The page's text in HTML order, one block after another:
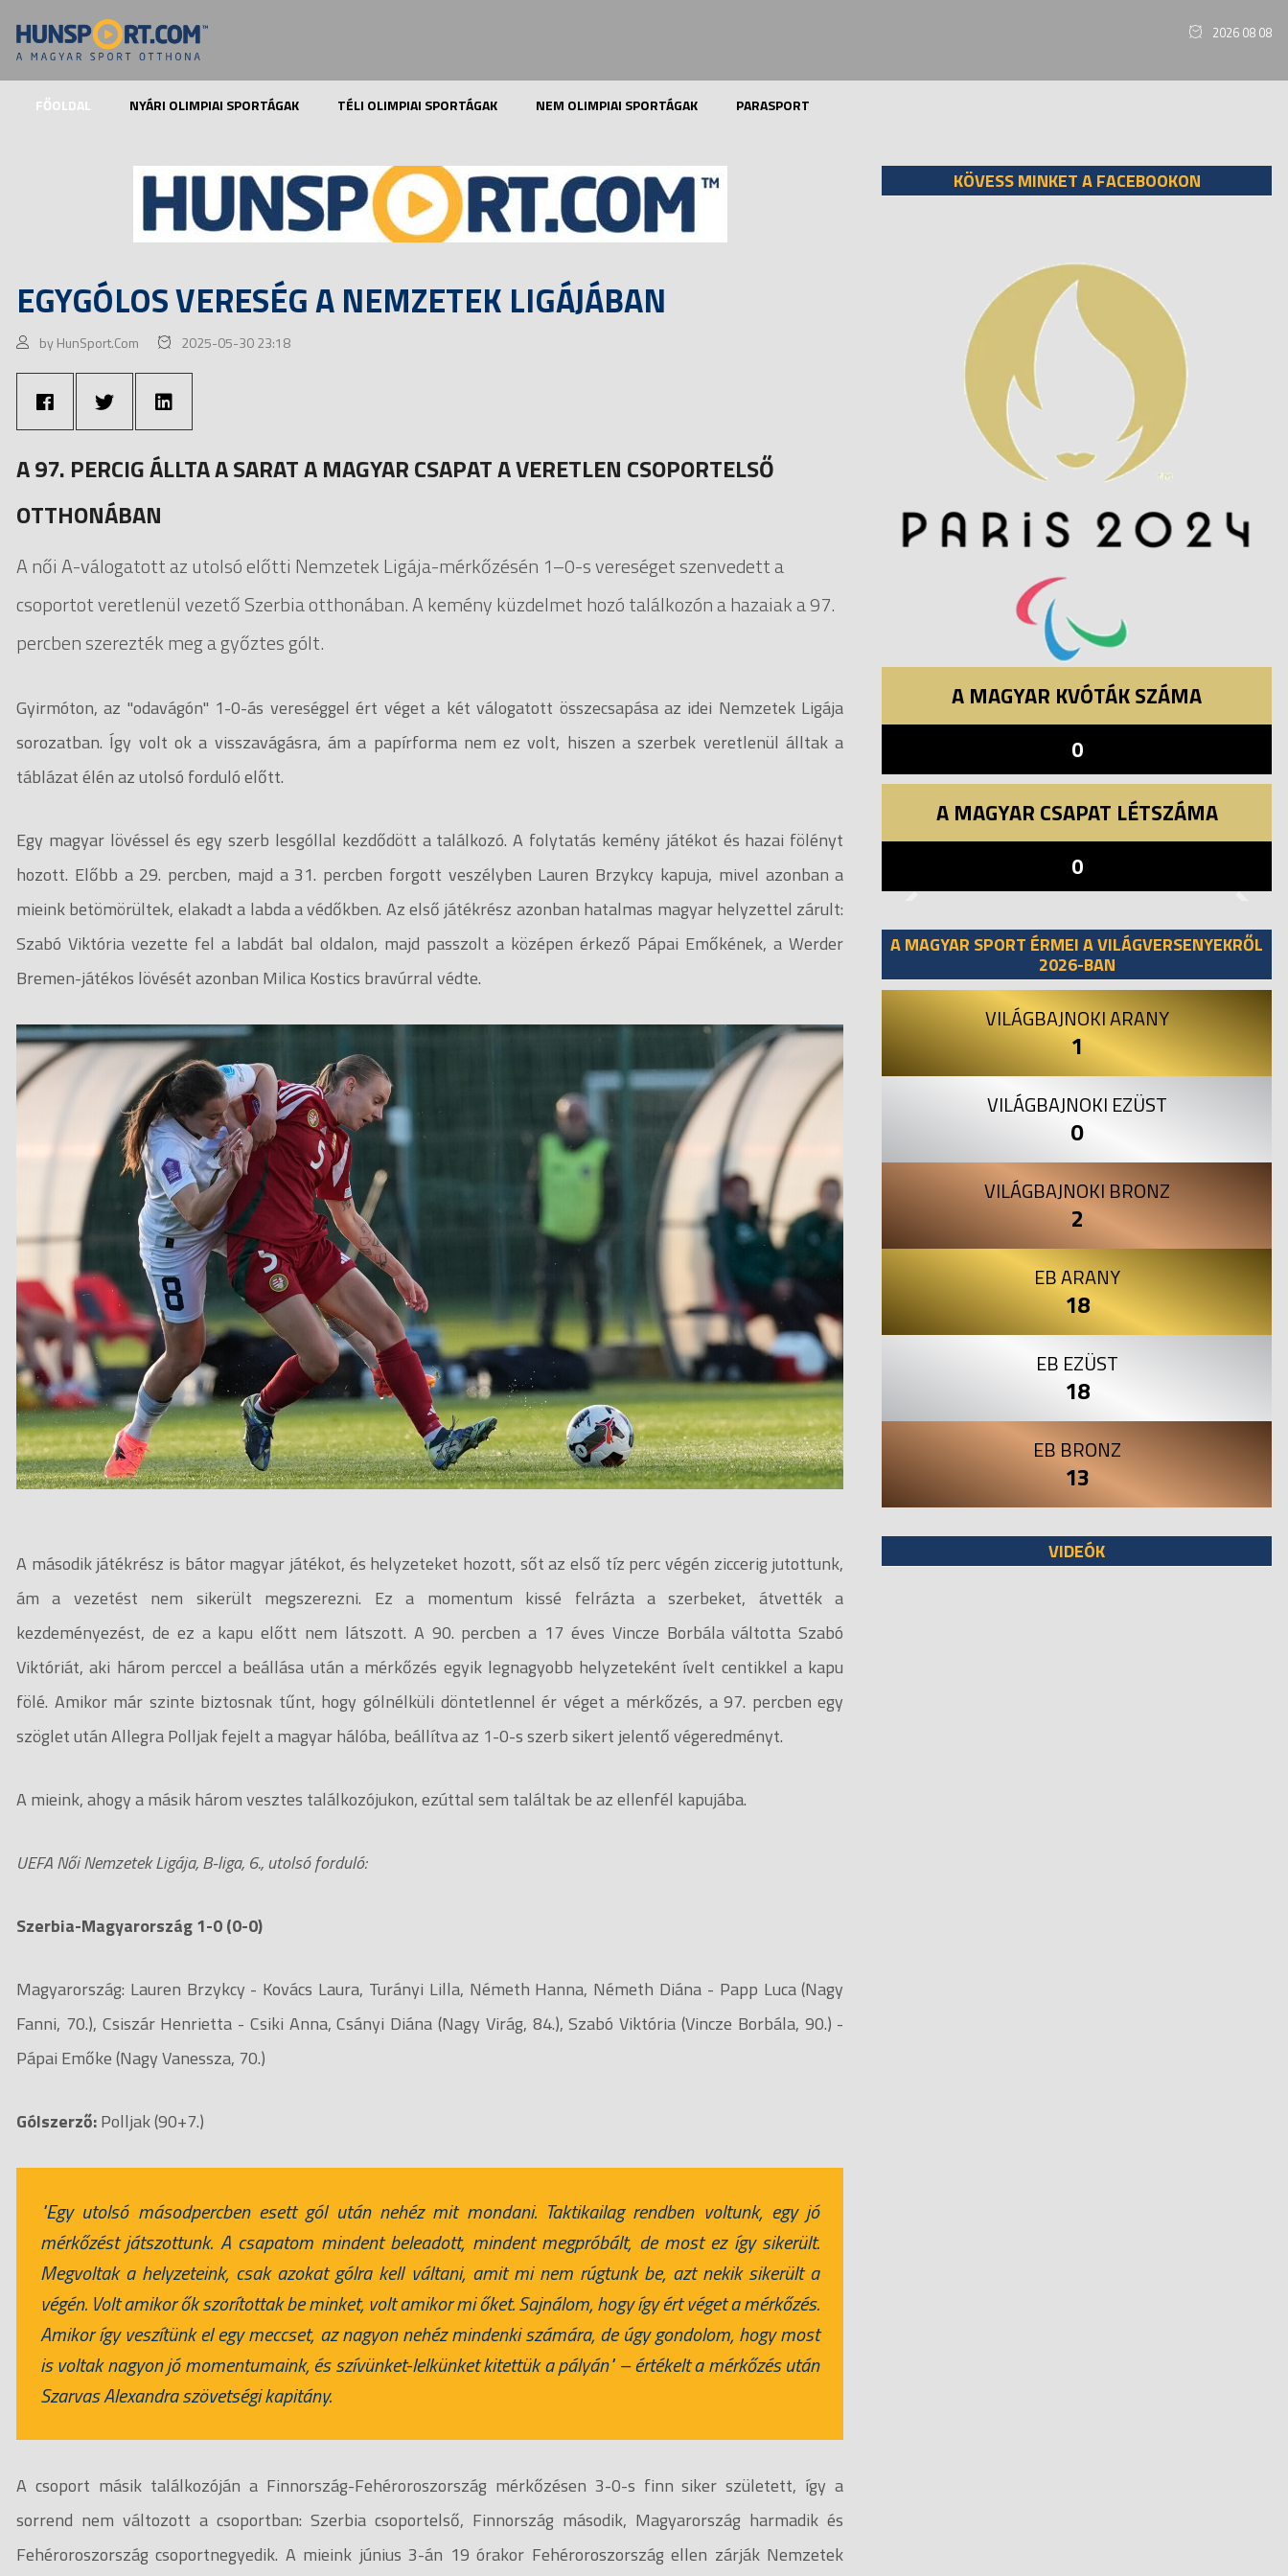
2026 08 08
FŐOLDAL NYÁRI OLIMPIAI SPORTÁGAK TÉLI OLIMPIAI SPORTÁGAK NEM OLIMPIAI SPORTÁGAK PARASPORT
EGYGÓLOS VERESÉG A NEMZETEK LIGÁJÁBAN
by HunSport.Com 2025-05-30 23:18
A 97. PERCIG ÁLLTA A SARAT A MAGYAR CSAPAT A VERETLEN CSOPORTELSŐ
OTTHONÁBAN
A női A-válogatott az utolsó előtti Nemzetek Ligája-mérkőzésén 1–0-s vereséget szenvedett a
csoportot veretlenül vezető Szerbia otthonában. A kemény küzdelmet hozó találkozón a hazaiak a 97.
percben szerezték meg a győztes gólt.
Gyirmóton, az "odavágón" 1-0-ás vereséggel ért véget a két válogatott összecsapása az idei Nemzetek Ligája
sorozatban. Így volt ok a visszavágásra, ám a papírforma nem ez volt, hiszen a szerbek veretlenül álltak a
táblázat élén az utolsó forduló előtt.
Egy magyar lövéssel és egy szerb lesgóllal kezdődött a találkozó. A folytatás kemény játékot és hazai fölényt
hozott. Előbb a 29. percben, majd a 31. percben forgott veszélyben Lauren Brzykcy kapuja, mivel azonban a
mieink betömörültek, elakadt a labda a védőkben. Az első játékrész azonban hatalmas magyar helyzettel zárult:
Szabó Viktória vezette fel a labdát bal oldalon, majd passzolt a középen érkező Pápai Emőkének, a Werder
Bremen-játékos lövését azonban Milica Kostics bravúrral védte.
A második játékrész is bátor magyar játékot, és helyzeteket hozott, sőt az első tíz perc végén ziccerig jutottunk,
ám a vezetést nem sikerült megszerezni. Ez a momentum kissé felrázta a szerbeket, átvették a
kezdeményezést, de ez a kapu előtt nem látszott. A 90. percben a 17 éves Vincze Borbála váltotta Szabó
Viktóriát, aki három perccel a beállása után a mérkőzés egyik legnagyobb helyzeteként ívelt centikkel a kapu
fölé. Amikor már szinte biztosnak tűnt, hogy gólnélküli döntetlennel ér véget a mérkőzés, a 97. percben egy
szöglet után Allegra Polljak fejelt a magyar hálóba, beállítva az 1-0-s szerb sikert jelentő végeredményt.
A mieink, ahogy a másik három vesztes találkozójukon, ezúttal sem találtak be az ellenfél kapujába.
UEFA Női Nemzetek Ligája, B-liga, 6., utolsó forduló:
Szerbia-Magyarország 1-0 (0-0)
Magyarország: Lauren Brzykcy - Kovács Laura, Turányi Lilla, Németh Hanna, Németh Diána - Papp Luca (Nagy
Fanni, 70.), Csiszár Henrietta - Csiki Anna, Csányi Diána (Nagy Virág, 84.), Szabó Viktória (Vincze Borbála, 90.) -
Pápai Emőke (Nagy Vanessza, 70.)
Gólszerző:Polljak (90+7.)
"Egy utolsó másodpercben esett gól után nehéz mit mondani. Taktikailag rendben voltunk, egy jó
mérkőzést játszottunk. A csapatom mindent beleadott, mindent megpróbált, de most ez így sikerült.
Megvoltak a helyzeteink, csak azokat gólra kell váltani, amit mi nem rúgtunk be, azt nekik sikerült a
végén. Volt amikor ők szorítottak be minket, volt amikor mi őket. Sajnálom, hogy így ért véget a mérkőzés.
Amikor így veszítünk el egy meccset, az nagyon nehéz mindenki számára, de úgy gondolom, hogy most
is voltak nagyon jó momentumaink, és szívünket-lelkünket kitettük a pályán" –értékelt a mérkőzés után
Szarvas Alexandra szövetségi kapitány.
A csoport másik találkozóján a Finnország-Fehéroroszország mérkőzésen 3-0-s finn siker született, így a
sorrend nem változott a csoportban: Szerbia csoportelső, Finnország második, Magyarország harmadik és
Fehéroroszország csoportnegyedik. A mieink június 3-án 19 órakor Fehéroroszország ellen zárják Nemzetek
KÖVESS MINKET A FACEBOOKON
A MAGYAR KVÓTÁK SZÁMA
0
A MAGYAR CSAPAT LÉTSZÁMA
0
A MAGYAR SPORT ÉRMEI A VILÁGVERSENYEKRŐL
2026-BAN
VILÁGBAJNOKI ARANY
1
VILÁGBAJNOKI EZÜST
0
VILÁGBAJNOKI BRONZ
2
EB ARANY
18
EB EZÜST
18
EB BRONZ
13
VIDEÓK